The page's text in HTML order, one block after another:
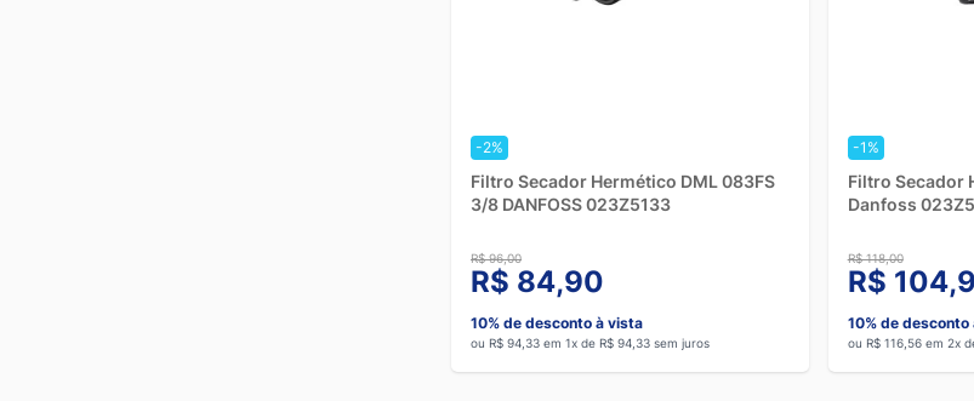
-2%
Filtro Secador Hermético DML 083FS
3/8 DANFOSS 023Z5133
R$ 96,00
R$ 84,90
10% de desconto à vista
ou R$ 94,33 em 1x de R$ 94,33 sem juros
-1%
Filtro Secador
Danfoss
R$ 118,00
R$
10% de desconto
ou R$ 116,56 em 2x